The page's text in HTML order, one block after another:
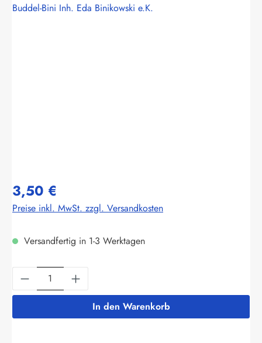
Buddel-Bini Inh. Eda Binikowski e.K.
3,50 €
Preise inkl. MwSt. zzgl. Versandkosten
Versandfertig in 1-3 Werktagen
Produkt Anzahl: Gib den gewünschten
In den Warenkorb